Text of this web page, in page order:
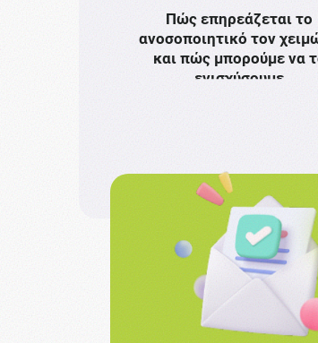
Πώς επηρεάζεται το
ανοσοποιητικό τον
και πώς μπορούμε να
ενισχύσουμε